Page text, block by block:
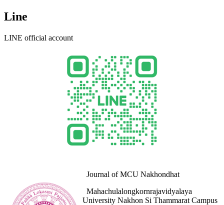
Line
LINE official account
Journal of MCU Nakhondhat
Mahachulalongkornrajavidyalaya
University Nakhon Si Thammarat Campus